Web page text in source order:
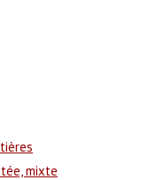
mixte